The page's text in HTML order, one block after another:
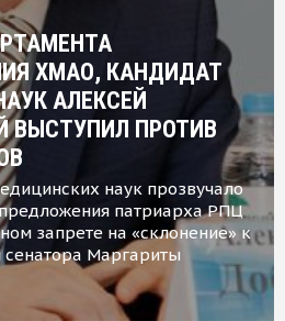
ХМАО, КАНДИДАТ
АЛЕКСЕЙ
ВЫСТУПИЛ ПРОТИВ
наук прозвучало
патриарха РПЦ
запрете на «склонение» к
сенатора Маргариты